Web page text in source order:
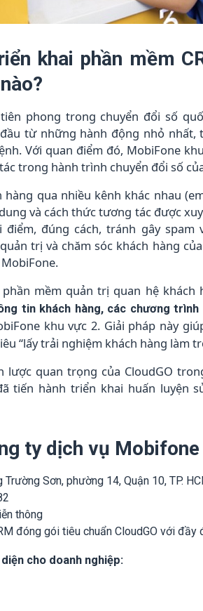
khai phần mềm
phong trong chuyển đổi số
từ những hành động nhỏ
Với quan điểm đó, MobiFone
trong hành trình chuyển đổi số
qua nhiều kênh khác nhau
và cách thức tương tác được
đúng cách, tránh gây
trị và chăm sóc khách hàng
mềm quản trị quan hệ khách
tin khách hàng, các chương
khu vực 2. Giải pháp này
“lấy trải nghiệm khách hàng làm
quan trọng của CloudGO
tiến hành triển khai huấn luyện
ty dịch vụ
Sơn, phường 14, Quận 10, TP.
thông
đóng gói tiêu chuẩn CloudGO với
cho doanh nghiệp: